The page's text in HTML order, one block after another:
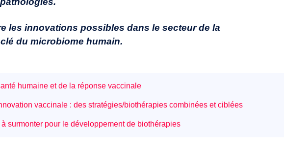
les innovations possibles dans le secteur de la
du microbiome humain.
humaine et de la réponse vaccinale
vaccinale : des stratégies/biothérapies combinées et ciblées
surmonter pour le développement de biothérapies